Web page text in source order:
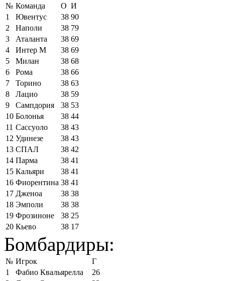
№ Команда О И
1
Ювентус 38 90
2
Наполи 38 79
3
Аталанта 38 69
4
Интер М 38 69
5
Милан 38 68
6
Рома 38 66
7
Торино 38 63
8
Лацио 38 59
9
Сампдория 38 53
10 Болонья 38 44
11 Сассуоло 38 43
12 Удинезе 38 43
13 СПАЛ 38 42
14 Парма 38 41
15 Кальяри 38 41
16 Фиорентина 38 41
17 Дженоа 38 38
18 Эмполи 38 38
19 Фрозиноне 38 25
20 Кьево 38 17
Бомбардиры:
№ Игрок
Г
1
Фабио Квальярелла
26